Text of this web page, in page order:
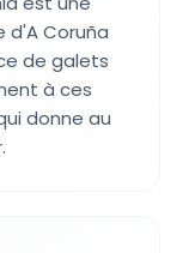
d'A Coruña
de galets
à ces
donne au